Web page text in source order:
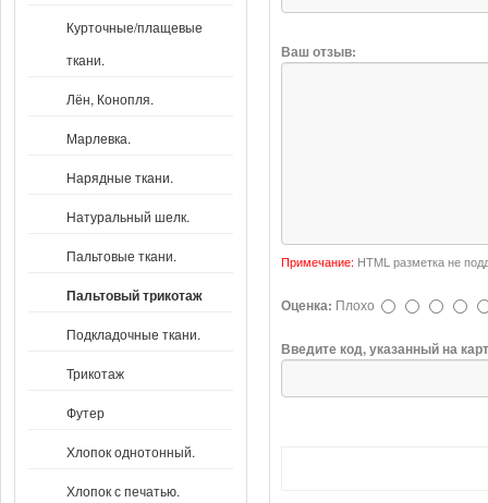
Курточные/плащевые
ткани.
Лён, Конопля.
Марлевка.
Нарядные ткани.
Натуральный шелк.
Пальтовые ткани.
Пальтовый трикотаж
Подкладочные ткани.
Трикотаж
Футер
Хлопок однотонный.
Хлопок с печатью.
Ваш отзыв:
Примечание: HTML разметка не
Оценка: Плохо
Введите код, указанный на